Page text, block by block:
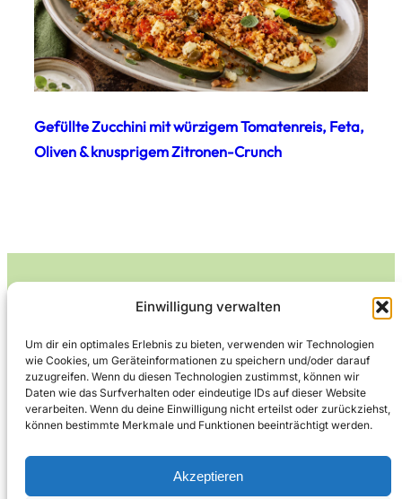
Einwilligung verwalten
Um dir ein optimales Erlebnis zu bieten, verwenden wir Technologien
wie Cookies, um Geräteinformationen zu speichern und/oder darauf
zuzugreifen. Wenn du diesen Technologien zustimmst, können wir
Daten wie das Surfverhalten oder eindeutige IDs auf dieser Website
verarbeiten. Wenn du deine Einwilligung nicht erteilst oder zurückziehst,
können bestimmte Merkmale und Funktionen beeinträchtigt werden.
Akzeptieren
Gefüllte Zucchini mit würzigem Tomatenreis, Feta,
Oliven & knusprigem Zitronen-Crunch
Leckerlife
Lecker essen – gesund leben.
Kontakt